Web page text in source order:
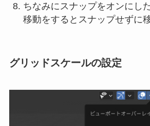
ちなみにスナップをオンにし
移動をするとスナップせずに
グリッドスケールの設定